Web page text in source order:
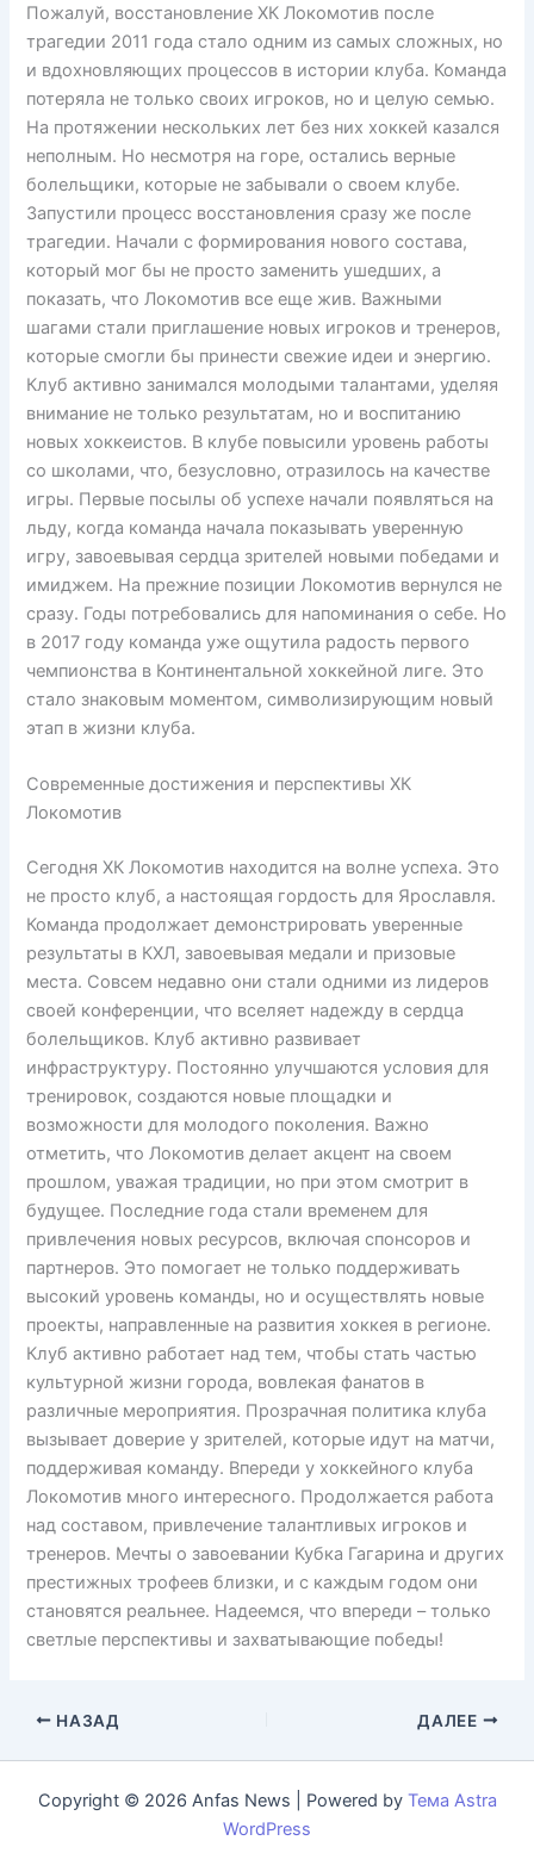
Пожалуй, восстановление ХК Локомотив после
трагедии 2011 года стало одним из самых сложных, но
и вдохновляющих процессов в истории клуба. Команда
потеряла не только своих игроков, но и целую семью.
На протяжении нескольких лет без них хоккей казался
неполным. Но несмотря на горе, остались верные
болельщики, которые не забывали о своем клубе.
Запустили процесс восстановления сразу же после
трагедии. Начали с формирования нового состава,
который мог бы не просто заменить ушедших, а
показать, что Локомотив все еще жив. Важными
шагами стали приглашение новых игроков и тренеров,
которые смогли бы принести свежие идеи и энергию.
Клуб активно занимался молодыми талантами, уделяя
внимание не только результатам, но и воспитанию
новых хоккеистов. В клубе повысили уровень работы
со школами, что, безусловно, отразилось на качестве
игры. Первые посылы об успехе начали появляться на
льду, когда команда начала показывать уверенную
игру, завоевывая сердца зрителей новыми победами и
имиджем. На прежние позиции Локомотив вернулся не
сразу. Годы потребовались для напоминания о себе. Но
в 2017 году команда уже ощутила радость первого
чемпионства в Континентальной хоккейной лиге. Это
стало знаковым моментом, символизирующим новый
этап в жизни клуба.
Современные достижения и перспективы ХК
Локомотив
Сегодня ХК Локомотив находится на волне успеха. Это
не просто клуб, а настоящая гордость для Ярославля.
Команда продолжает демонстрировать уверенные
результаты в КХЛ, завоевывая медали и призовые
места. Совсем недавно они стали одними из лидеров
своей конференции, что вселяет надежду в сердца
болельщиков. Клуб активно развивает
инфраструктуру. Постоянно улучшаются условия для
тренировок, создаются новые площадки и
возможности для молодого поколения. Важно
отметить, что Локомотив делает акцент на своем
прошлом, уважая традиции, но при этом смотрит в
будущее. Последние года стали временем для
привлечения новых ресурсов, включая спонсоров и
партнеров. Это помогает не только поддерживать
высокий уровень команды, но и осуществлять новые
проекты, направленные на развития хоккея в регионе.
Клуб активно работает над тем, чтобы стать частью
культурной жизни города, вовлекая фанатов в
различные мероприятия. Прозрачная политика клуба
вызывает доверие у зрителей, которые идут на матчи,
поддерживая команду. Впереди у хоккейного клуба
Локомотив много интересного. Продолжается работа
над составом, привлечение талантливых игроков и
тренеров. Мечты о завоевании Кубка Гагарина и других
престижных трофеев близки, и с каждым годом они
становятся реальнее. Надеемся, что впереди – только
светлые перспективы и захватывающие победы!
НАЗАД ДАЛЕЕ
Copyright © 2026 Anfas News | Powered by Тема Astra
WordPress